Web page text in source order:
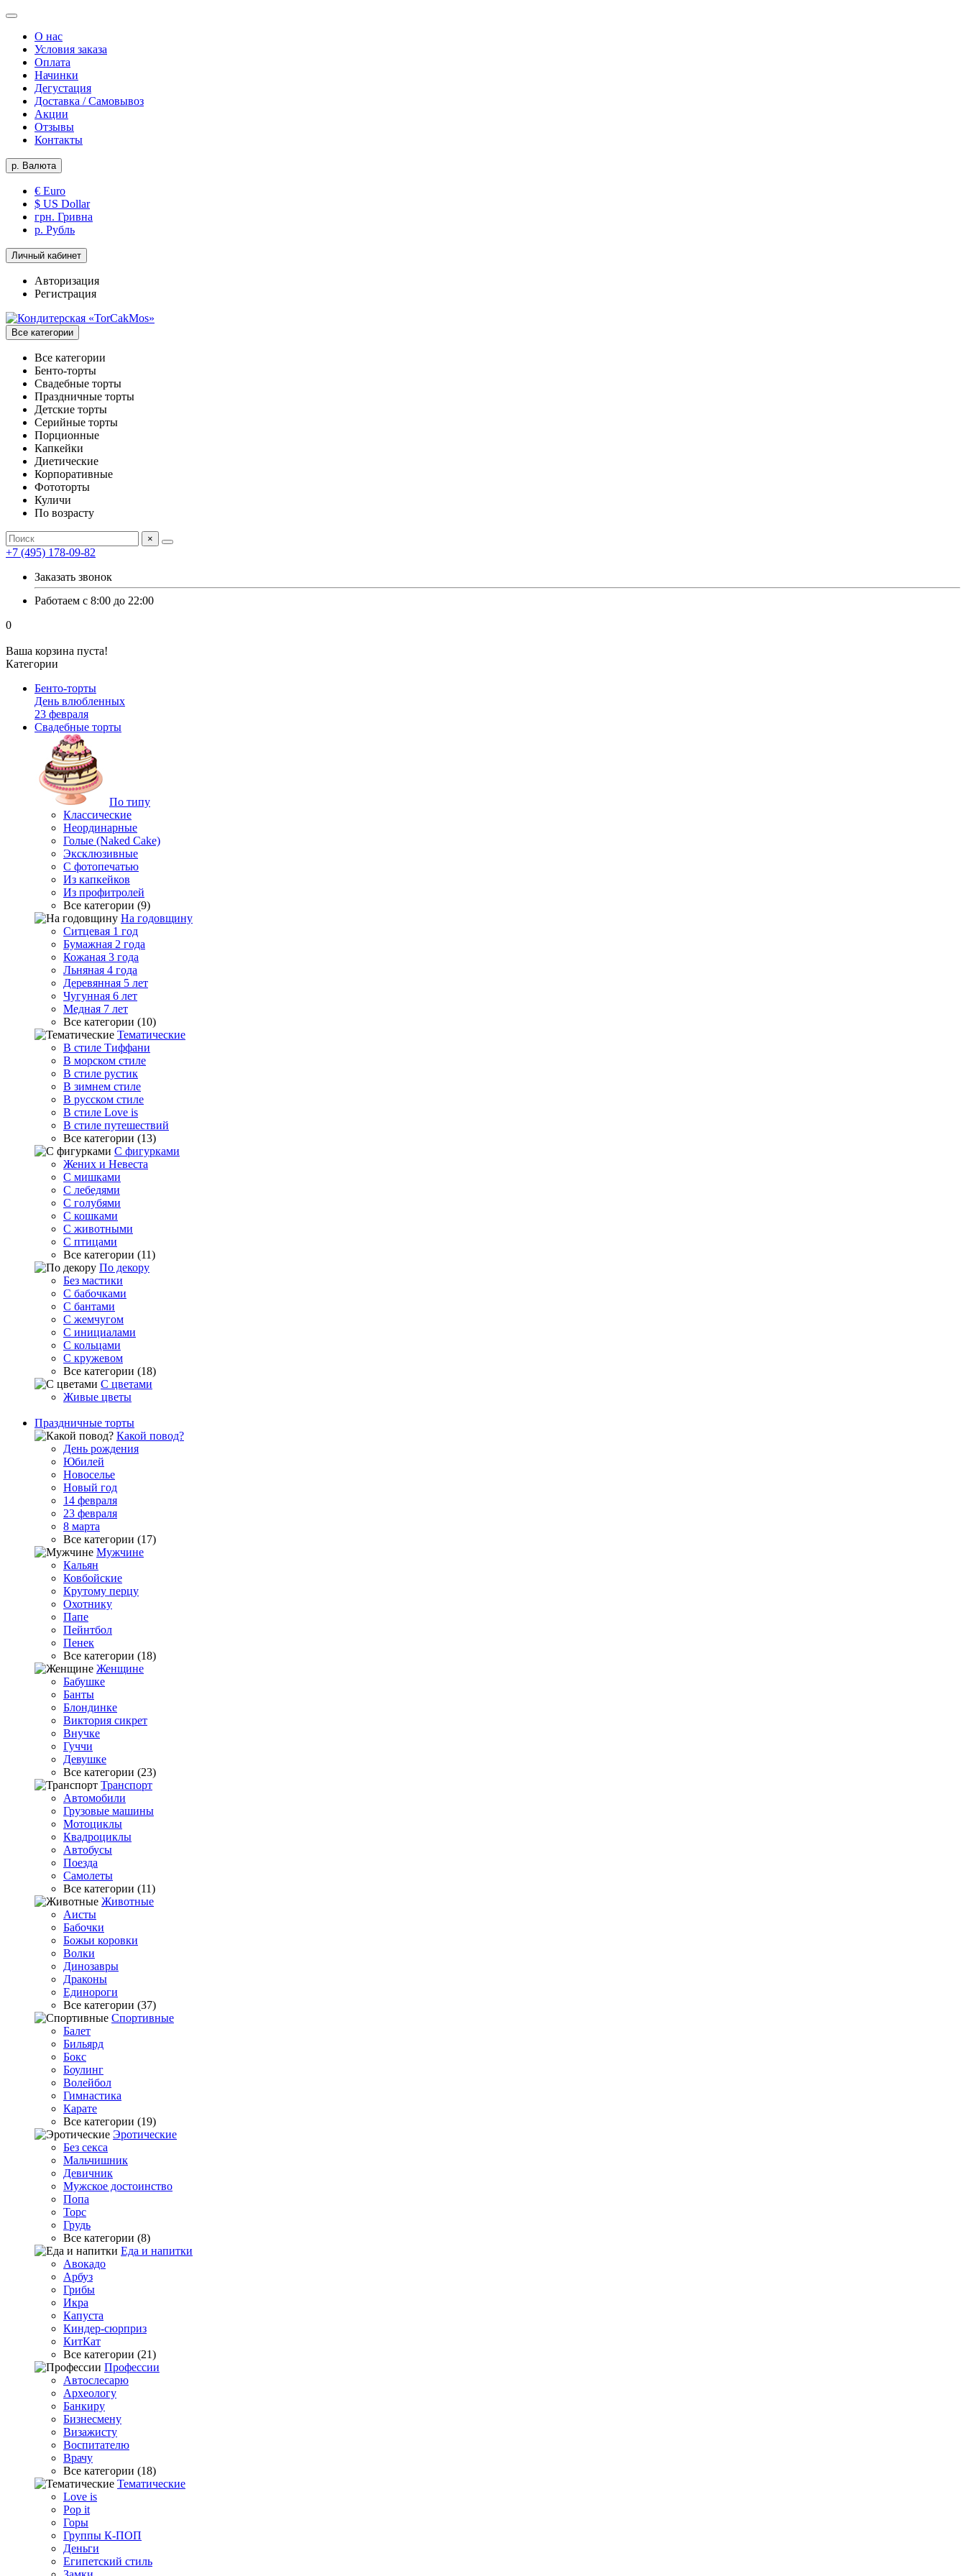
О нас
Условия заказа
Оплата
Начинки
Дегустация
Доставка / Самовывоз
Акции
Отзывы
Контакты
р. Валюта
€ Euro
$ US Dollar
грн. Гривна
р. Рубль
Личный кабинет
Авторизация
Регистрация
Все категории
Все категории
Бенто-торты
Свадебные торты
Праздничные торты
Детские торты
Серийные торты
Порционные
Капкейки
Диетические
Корпоративные
Фототорты
Куличи
По возрасту
×
+7 (495) 178-09-82
Заказать звонок
Работаем с 8:00 до 22:00
0
Ваша корзина пуста!
Категории
Бенто-торты
День влюбленных
23 февраля
Свадебные торты
По типу
Классические
Неординарные
Голые (Naked Cake)
Эксклюзивные
С фотопечатью
Из капкейков
Из профитролей
Все категории (9)
На годовщину
Ситцевая 1 год
Бумажная 2 года
Кожаная 3 года
Льняная 4 года
Деревянная 5 лет
Чугунная 6 лет
Медная 7 лет
Все категории (10)
Тематические
В стиле Тиффани
В морском стиле
В стиле рустик
В зимнем стиле
В русском стиле
В стиле Love is
В стиле путешествий
Все категории (13)
С фигурками
Жених и Невеста
С мишками
С лебедями
С голубями
С кошками
С животными
С птицами
Все категории (11)
По декору
Без мастики
С бабочками
С бантами
С жемчугом
С инициалами
С кольцами
С кружевом
Все категории (18)
С цветами
Живые цветы
Праздничные торты
Какой повод?
День рождения
Юбилей
Новоселье
Новый год
14 февраля
23 февраля
8 марта
Все категории (17)
Мужчине
Кальян
Ковбойские
Крутому перцу
Охотнику
Папе
Пейнтбол
Пенек
Все категории (18)
Женщине
Бабушке
Банты
Блондинке
Виктория сикрет
Внучке
Гуччи
Девушке
Все категории (23)
Транспорт
Автомобили
Грузовые машины
Мотоциклы
Квадроциклы
Автобусы
Поезда
Самолеты
Все категории (11)
Животные
Аисты
Бабочки
Божьи коровки
Волки
Динозавры
Драконы
Единороги
Все категории (37)
Спортивные
Балет
Бильярд
Бокс
Боулинг
Волейбол
Гимнастика
Карате
Все категории (19)
Эротические
Без секса
Мальчишник
Девичник
Мужское достоинство
Попа
Торс
Грудь
Все категории (8)
Еда и напитки
Авокадо
Арбуз
Грибы
Икра
Капуста
Киндер-сюрприз
КитКат
Все категории (21)
Профессии
Автослесарю
Археологу
Банкиру
Бизнесмену
Визажисту
Воспитателю
Врачу
Все категории (18)
Тематические
Love is
Pop it
Горы
Группы К-ПОП
Деньги
Египетский стиль